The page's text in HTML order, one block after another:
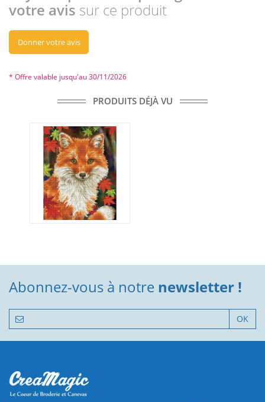
votre avis sur ce produit
Donner votre avis
* Offre valable jusqu'au 30/11/2026
PRODUITS DÉJÀ VU
Abonnez-vous à notre newsletter !
OK